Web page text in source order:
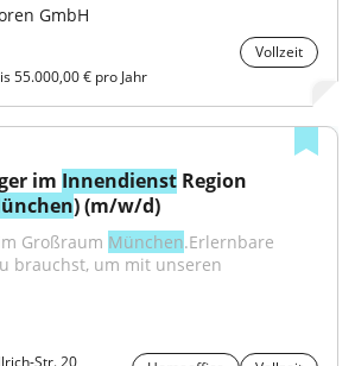
GmbH
Vollzeit
55.000,00 € pro Jahr
im Innendienst Region
) (m/w/d)
Großraum München.Erlernbare
brauchst, um mit unseren
Str. 20